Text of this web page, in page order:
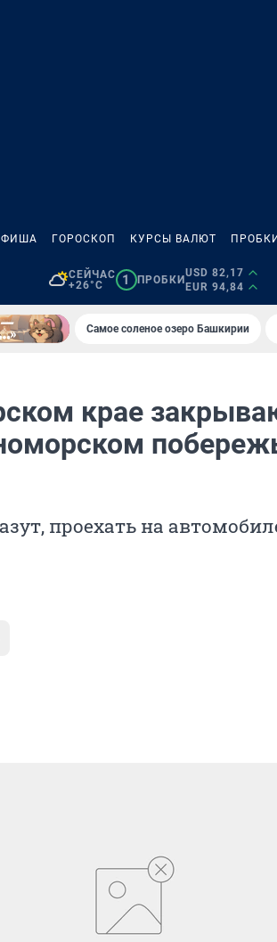
ГОРОСКОП КУРСЫ ВАЛЮТ ПРОБКИ
СЕЙЧАС
+26°C
1 ПРОБКИ
USD 82,17
EUR 94,84
Самое соленое озеро Башкирии
крае
проехать на